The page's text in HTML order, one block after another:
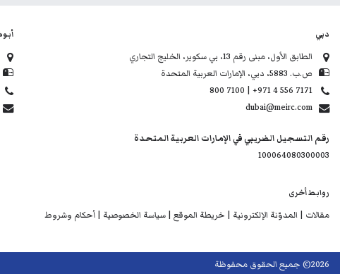
دبي
الطابق الأول، مبنى رقم 13، بي سكوير، الخليج التجاري
ص.ب. 5883، دبي، الإمارات العربية المتحدة
800 7100 | +971 4 556 7171
dubai@meirc.com
رقم التسجيل الضريبي في الإمارات العربية المتحدة
100064080300003
روابط أخرى
مقالات | المدوّنة الإلكترونية | خريطة الموقع | سياسة الخصوصية | أحكام وشروط
2026© جميع الحقوق محفوظة